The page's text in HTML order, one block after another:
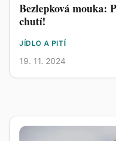
Bezlepková mouka:
chutí!
JÍDLO A PITÍ
19. 11. 2024